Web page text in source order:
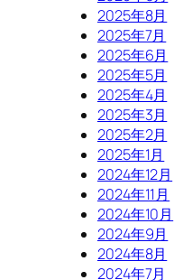
2025年8月
2025年7月
2025年6月
2025年5月
2025年4月
2025年3月
2025年2月
2025年1月
2024年12月
2024年11月
2024年10月
2024年9月
2024年8月
2024年7月